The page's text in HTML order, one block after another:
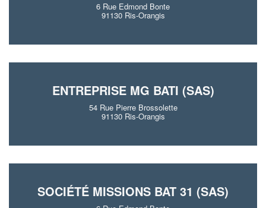
6 Rue Edmond Bonte
91130 Ris-Orangis
ENTREPRISE MG BATI (SAS)
54 Rue Pierre Brossolette
91130 Ris-Orangis
SOCIÉTÉ MISSIONS BAT 31 (SAS)